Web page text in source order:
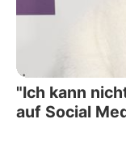
"Ich kann
auf Social